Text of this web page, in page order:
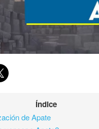
Índice
de Apate